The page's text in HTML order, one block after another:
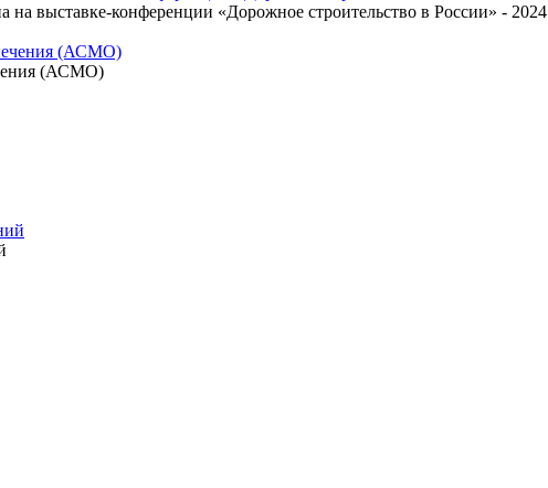
выставке-конференции «Дорожное строительство в России» - 2024
(АСМО)